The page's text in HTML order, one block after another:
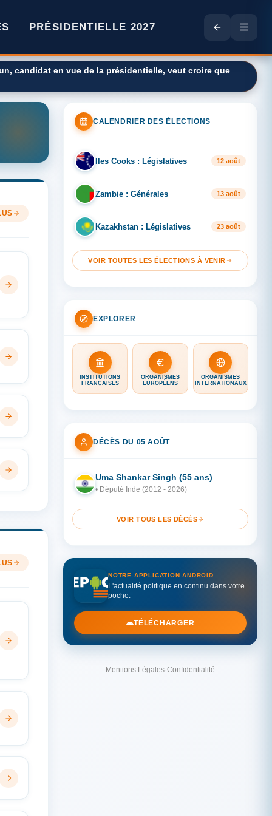
PRÉSIDENTIELLE 2027
candidat en vue de la présidentielle, veut croire que
CALENDRIER DES ÉLECTIONS
IL Iles Cooks : Législatives 12 août
ZA Zambie : Générales 13 août
KA Kazakhstan : Législatives 23 août
VOIR TOUTES LES ÉLECTIONS À VENIR
EXPLORER
INSTITUTIONS
FRANÇAISES
ORGANISMES
EUROPÉENS
ORGANISMES
INTERNATIONAUX
DÉCÈS DU 05 AOÛT
IN
Uma Shankar Singh (55 ans)
• Député Inde (2012 - 2026)
VOIR TOUS LES DÉCÈS
NOTRE APPLICATION ANDROID
L'actualité politique en continu dans votre
poche.
TÉLÉCHARGER
Mentions Légales·Confidentialité